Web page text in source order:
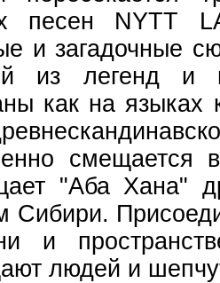
песен NYTT
и загадочные
из легенд и
как на языках
смещается
"Аба Хана"
Сибири.
и
людей и